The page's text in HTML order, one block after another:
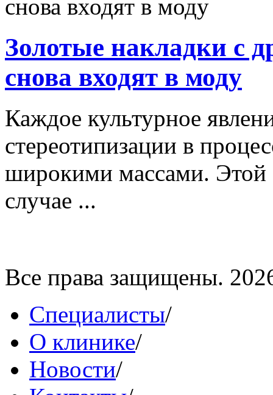
Золотые накладки с
снова входят в моду
Каждое культурное
стереотипизации в
широкими массами. Этой
случае ...
Все права защищены.
Специалисты/
О клинике/
Новости/